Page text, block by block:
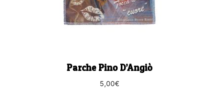
Parche Pino D’Angiò
5,00€